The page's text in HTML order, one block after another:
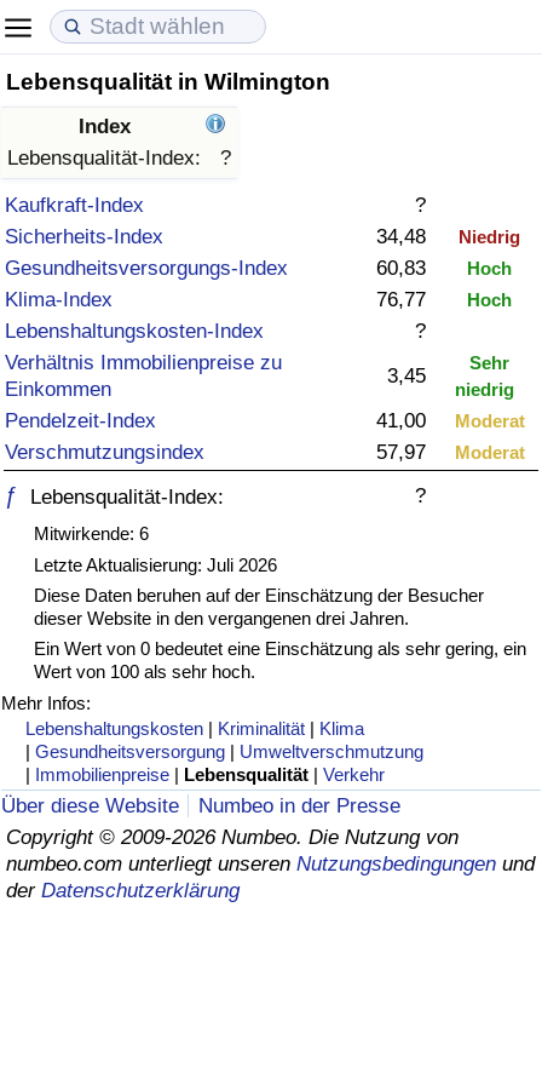
Lebensqualität in Wilmington
Index
Lebensqualität-Index:
?
Kaufkraft-Index
?
Sicherheits-Index
34,48 Niedrig
Gesundheitsversorgungs-Index 60,83 Hoch
Klima-Index 76,77 Hoch
Lebenshaltungskosten-Index
?
Verhältnis Immobilienpreise zu
Einkommen
3,45
Sehr
niedrig
Pendelzeit-Index 41,00 Moderat
Verschmutzungsindex 57,97 Moderat
ƒ Lebensqualität-Index: ?
Mitwirkende: 6
Letzte Aktualisierung: Juli 2026
Diese Daten beruhen auf der Einschätzung der Besucher
dieser Website in den vergangenen drei Jahren.
Ein Wert von 0 bedeutet eine Einschätzung als sehr gering, ein
Wert von 100 als sehr hoch.
Mehr Infos:
Lebenshaltungskosten | Kriminalität | Klima
|Gesundheitsversorgung | Umweltverschmutzung
| Immobilienpreise | Lebensqualität |Verkehr
Über diese Website
Numbeo in der Presse
Copyright © 2009-2026 Numbeo. Die Nutzung von
numbeo.com unterliegt unseren Nutzungsbedingungen und
der Datenschutzerklärung
Lebenshaltungskosten
Lebenshaltungskosten-Index (aktuell)
Lebenshaltungskosten-Index
Lebenshaltungskosten-Index nach Land
in Akaba
Immobilienpreise
Immobilienpreis-Index (aktuell)
Immobilienpreis-Index
Immobilienpreis-Index nach Land
Lebensqualität
Lebensqualität-Index
Lebensqualität-Index (aktuell)
Lebensqualitätsindex nach Land
Kriminalität
Kriminalitäts-Index (aktuell)
Kriminalitäts-Index
Kriminalitätsindex nach Land
Gesundheitsversorgung
Gesundheitsversorgungs-Index (aktuell)
Gesundheitsversorgungs-Index
Gesundheitsversorgungs-Index nach Land
Umweltverschmutzung
Umweltverschmutzungs-Index (aktuell)